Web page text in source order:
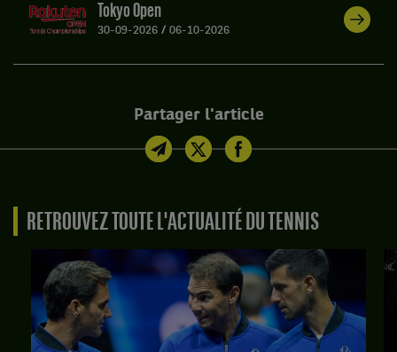
Tokyo Open
30-09-2026 / 06-10-2026
Partager l'article
RETROUVEZ TOUTE L'ACTUALITÉ DU TENNIS